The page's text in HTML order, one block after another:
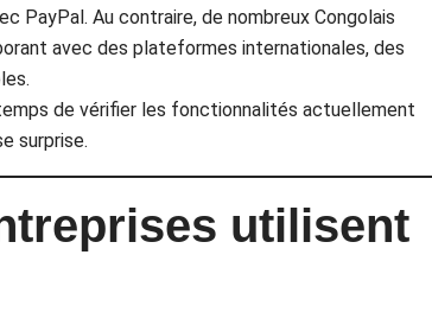
PayPal. Au contraire, de nombreux Congolais
avec des plateformes internationales, des
de vérifier les fonctionnalités actuellement
surprise.
utilisent